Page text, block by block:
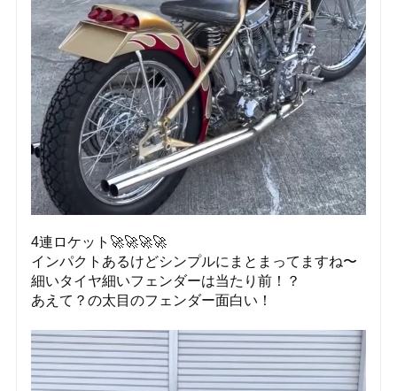
4連ロケット🚀🚀🚀🚀
インパクトあるけどシンプルにまとまってますね〜
細いタイヤ細いフェンダーは当たり前！？
あえて？の太目のフェンダー面白い！